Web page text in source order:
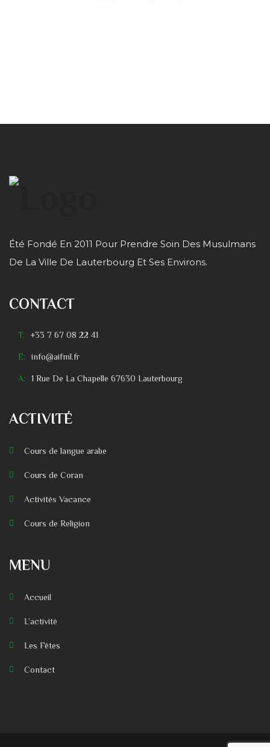
Été Fondé En 2011 Pour Prendre Soin Des Musulmans
De La Ville De Lauterbourg Et Ses Environs.
CONTACT
T: +33 7 67 08 22 41
E: info@aifml.fr
A: 1 Rue De La Chapelle 67630 Lauterbourg
ACTIVITÉ
Cours de langue arabe
Cours de Coran
Activités Vacance
Cours de Religion
MENU
Accueil
L’activité
Les Fêtes
Contact